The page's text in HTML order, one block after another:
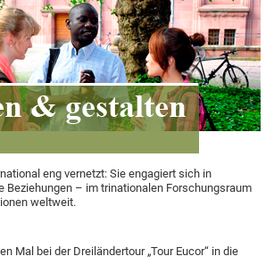
eng vernetzt: Sie engagiert sich in
– im trinationalen Forschungsraum
weltweit.
Mal bei der Dreiländertour „Tour Eucor“ in die